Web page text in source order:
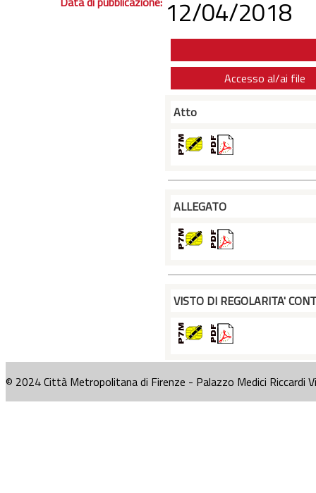
12/04/2018
Accesso al/ai file
Atto
ALLEGATO
VISTO DI REGOLARITA'
© 2024 Città Metropolitana di Firenze - Palazzo Medici Riccardi